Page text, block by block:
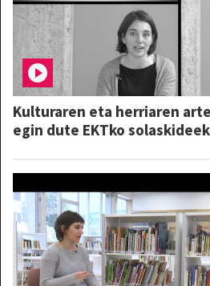
Kulturaren eta herriaren
egin dute EKTko solaskideek